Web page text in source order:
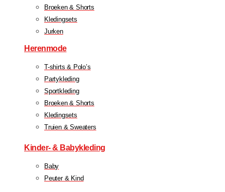
Broeken & Shorts
Kledingsets
Jurken
Herenmode
T-shirts & Polo’s
Partykleding
Sportkleding
Broeken & Shorts
Kledingsets
Truien & Sweaters
Kinder- & Babykleding
Baby
Peuter & Kind